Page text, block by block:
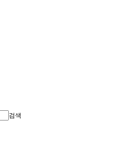
검색